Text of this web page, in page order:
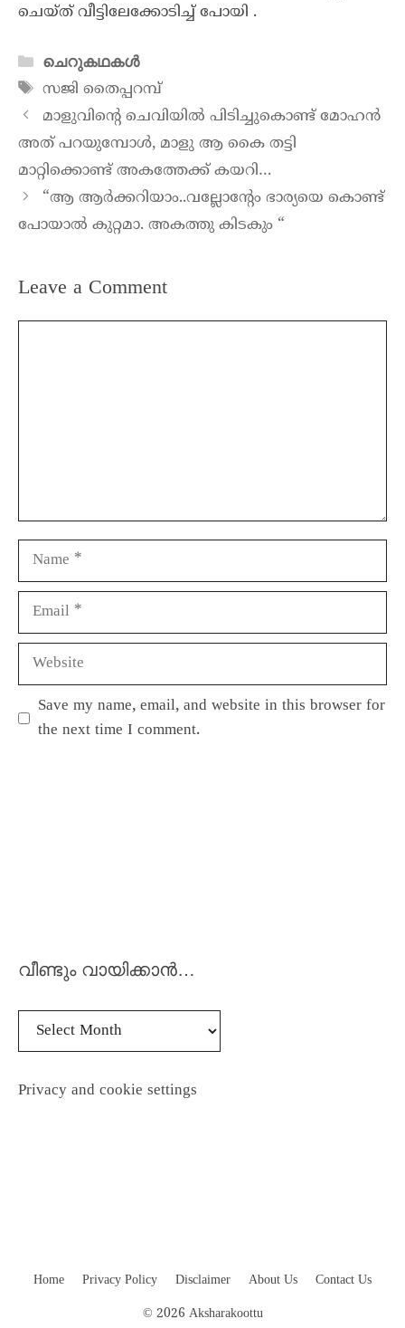
ചെയ്ത് വീട്ടിലേക്കോടിച്ച് പോയി .
ചെറുകഥകൾ
സജി തൈപ്പറമ്പ്
മാളുവിന്റെ ചെവിയിൽ പിടിച്ചുകൊണ്ട് മോഹൻ
അത് പറയുമ്പോൾ, മാളു ആ കൈ തട്ടി
മാറ്റിക്കൊണ്ട് അകത്തേക്ക് കയറി…
“ആ ആർക്കറിയാം..വല്ലോന്റേം ഭാര്യയെ കൊണ്ട്
പോയാൽ കുറ്റമാ. അകത്തു കിടകും “
Leave a Comment
Save my name, email, and website in this browser for
the next time I comment.
വീണ്ടും വായിക്കാൻ…
Privacy and cookie settings
Home Privacy Policy Disclaimer About Us Contact Us
© 2026 Aksharakoottu